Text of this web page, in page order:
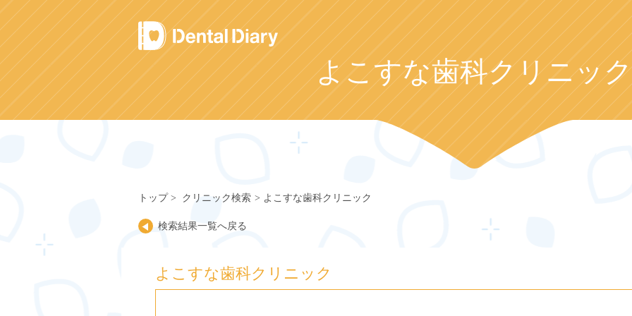
Skip
to
content
よこすな歯科クリニック
トップ クリニック検索 よこすな歯科クリニック
検索結果一覧へ戻る
よこすな歯科クリニック